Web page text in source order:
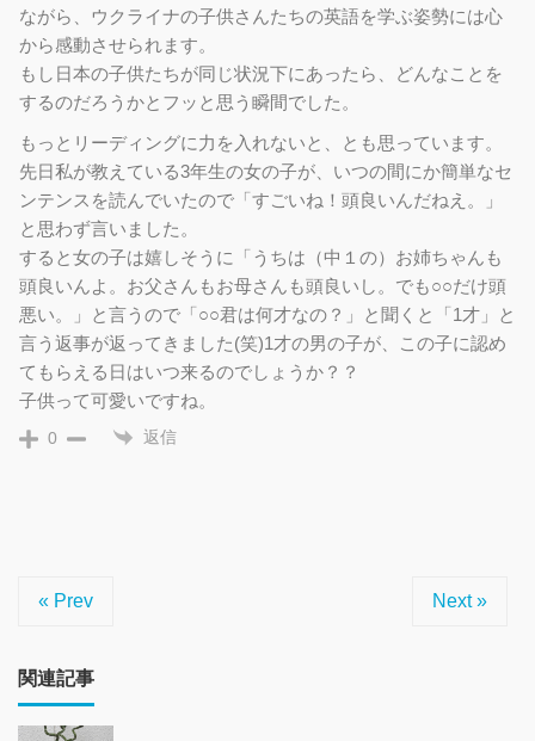
ながら、ウクライナの子供さんたちの英語を学ぶ姿勢には心
から感動させられます。
もし日本の子供たちが同じ状況下にあったら、どんなことを
するのだろうかとフッと思う瞬間でした。
もっとリーディングに力を入れないと、とも思っています。
先日私が教えている3年生の女の子が、いつの間にか簡単なセ
ンテンスを読んでいたので「すごいね！頭良いんだねえ。」
と思わず言いました。
すると女の子は嬉しそうに「うちは（中１の）お姉ちゃんも
頭良いんよ。お父さんもお母さんも頭良いし。でも○○だけ頭
悪い。」と言うので「○○君は何才なの？」と聞くと「1才」と
言う返事が返ってきました(笑)1才の男の子が、この子に認め
てもらえる日はいつ来るのでしょうか？？
子供って可愛いですね。
0 返信
« Prev Next »
関連記事